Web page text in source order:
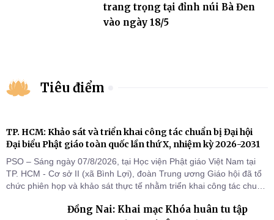
trang trọng tại đỉnh núi Bà Đen
vào ngày 18/5
Tiêu điểm
TP. HCM: Khảo sát và triển khai công tác chuẩn bị Đại hội
Đại biểu Phật giáo toàn quốc lần thứ X, nhiệm kỳ 2026-2031
PSO – Sáng ngày 07/8/2026, tại Học viện Phật giáo Việt Nam tại
TP. HCM - Cơ sở II (xã Bình Lợi), đoàn Trung ương Giáo hội đã tổ
chức phiên họp và khảo sát thực tế nhằm triển khai công tác chuẩn
Đồng Nai: Khai mạc Khóa huân tu tập